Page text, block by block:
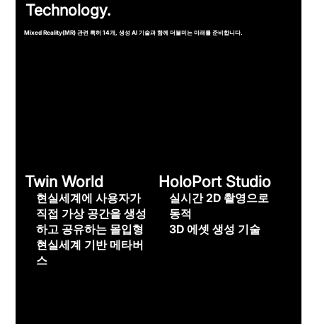
Technology.
Mixed Reality(MR) 관련 특허 14개, 생성 AI 기술과 함께 더블미는 미래를 준비합니다.
Twin World
현실세계에 사용자가
직접 가상 공간을 생성
하고 공유하는 몰입형
현실세계 기반 메타버
스
HoloPort Studio
실시간 2D 촬영으로
동적
3D 에셋 생성 기술